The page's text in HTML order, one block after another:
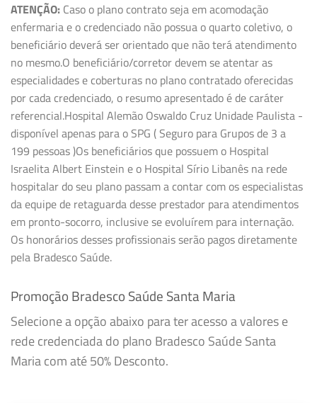
ATENÇÃO: Caso o plano contrato seja em acomodação
enfermaria e o credenciado não possua o quarto coletivo, o
beneficiário deverá ser orientado que não terá atendimento
no mesmo.O beneficiário/corretor devem se atentar as
especialidades e coberturas no plano contratado oferecidas
por cada credenciado, o resumo apresentado é de caráter
referencial.Hospital Alemão Oswaldo Cruz Unidade Paulista -
disponível apenas para o SPG ( Seguro para Grupos de 3 a
199 pessoas )Os beneficiários que possuem o Hospital
Israelita Albert Einstein e o Hospital Sírio Libanês na rede
hospitalar do seu plano passam a contar com os especialistas
da equipe de retaguarda desse prestador para atendimentos
em pronto-socorro, inclusive se evoluírem para internação.
Os honorários desses profissionais serão pagos diretamente
pela Bradesco Saúde.
Promoção Bradesco Saúde Santa Maria
Selecione a opção abaixo para ter acesso a valores e
rede credenciada do plano Bradesco Saúde Santa
Maria com até 50% Desconto.